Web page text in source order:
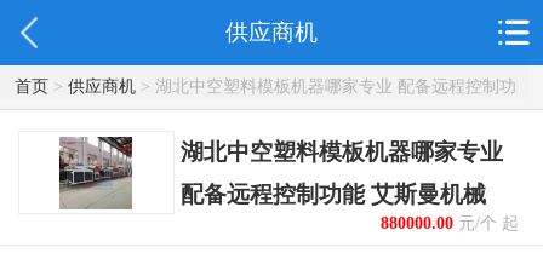
供应商机
首页> 供应商机> 湖北中空塑料模板机器哪家专业 配备远程控制功
能 艾斯曼机械
湖北中空塑料模板机器哪家专业
配备远程控制功能 艾斯曼机械
880000.00元/个 起